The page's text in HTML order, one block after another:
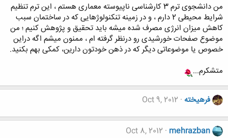
من دانشجوی ترم 3 کارشناسی ناپیوسته معماری هستم ، این ترم تنظیم
شرایط محیطی 2 دارم ، و در زمینه تنکنولوژهایی که در ساختمان سبب
کاهش میزان انرژی مصرف شده میشه باید تحقیق و پژوهش کنیم ؛ من
موضوع صفحات خورشیدی رو درنظر گرفته ام ، ممنون میشم اگه دراین
خصوص یا موضوعاتی دیگر که در ذهن خودتون دارین، کمکی بهم بکنید.
متشکرم...
فرهيخته Oct 9, 2012
mehrazban
Oct 8, 2012